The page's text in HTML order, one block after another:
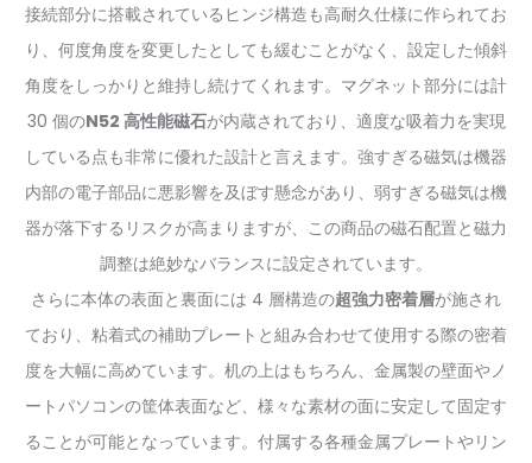
接続部分に搭載されているヒンジ構造も高耐久仕様に作られてお
り、何度角度を変更したとしても緩むことがなく、設定した傾斜
角度をしっかりと維持し続けてくれます。マグネット部分には計
30 個のN52 高性能磁石が内蔵されており、適度な吸着力を実現
している点も非常に優れた設計と言えます。強すぎる磁気は機器
内部の電子部品に悪影響を及ぼす懸念があり、弱すぎる磁気は機
器が落下するリスクが高まりますが、この商品の磁石配置と磁力
調整は絶妙なバランスに設定されています。
さらに本体の表面と裏面には 4 層構造の超強力密着層が施され
ており、粘着式の補助プレートと組み合わせて使用する際の密着
度を大幅に高めています。机の上はもちろん、金属製の壁面やノ
ートパソコンの筐体表面など、様々な素材の面に安定して固定す
ることが可能となっています。付属する各種金属プレートやリン